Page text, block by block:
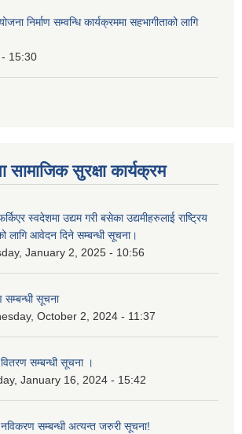
निर्माण सम्वन्धि कार्यक्रममा सहभागीताको लागि
15:30
सुरक्षा कार्यक्रम
स्वदेशमा उद्यम गरी बसेका उद्यमीहरुलाई राष्‍ट्रिय
लागि आवेदन दिने सम्बन्धी सूचना।
January 2, 2025 - 10:56
सम्बन्धी सूचना
October 2, 2024 - 11:37
वितरण सम्बन्धी सूचना ।
January 16, 2024 - 15:42
नविकरण सम्बन्धी अत्यन्त जरुरी सूचना!